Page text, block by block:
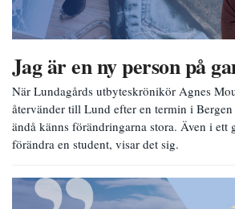
Jag är en ny person på
När Lundagårds utbyteskrönikör Agnes
återvänder till Lund efter en termin i
ändå känns förändringarna stora. Även i ett
förändra en student, visar det sig.